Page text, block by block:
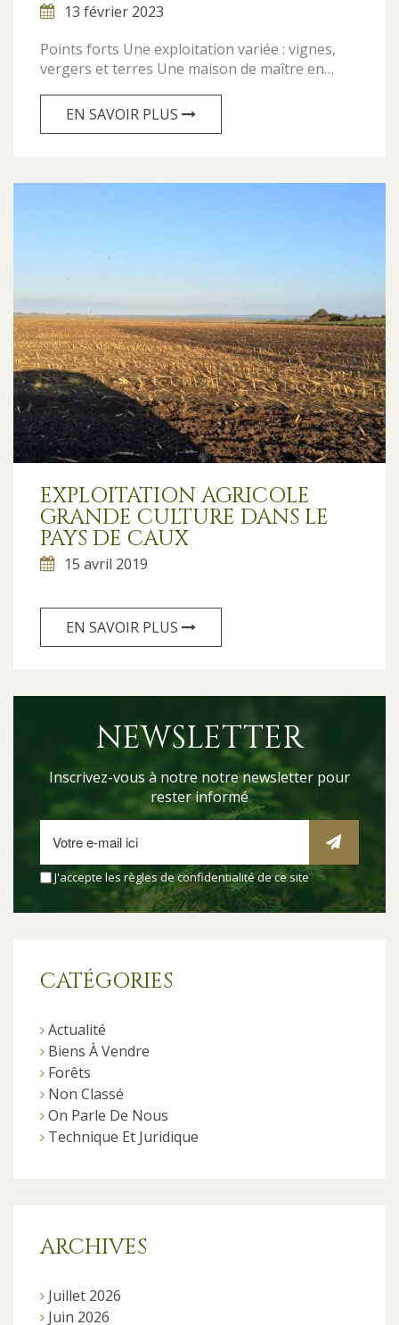
13 février 2023
Points forts Une exploitation variée : vignes,
vergers et terres Une maison de maître en…
EN SAVOIR PLUS
EXPLOITATION AGRICOLE
GRANDE CULTURE DANS LE
PAYS DE CAUX
15 avril 2019
EN SAVOIR PLUS
NEWSLETTER
Inscrivez-vous à notre notre newsletter pour
rester informé
J'accepte les règles de confidentialitéde ce site
CATÉGORIES
Actualité
Biens À Vendre
Forêts
Non Classé
On Parle De Nous
Technique Et Juridique
ARCHIVES
Juillet 2026
Juin 2026